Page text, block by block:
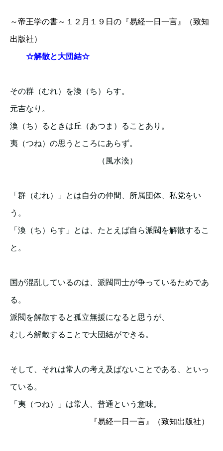
～帝王学の書～１２月１９日の『易経一日一言』（致知
出版社）
☆解散と大団結☆
その群（むれ）を渙（ち）らす。
元吉なり。
渙（ち）るときは丘（あつま）ることあり。
夷（つね）の思うところにあらず。
（風水渙）
「群（むれ）」とは自分の仲間、所属団体、私党をい
う。
「渙（ち）らす」とは、たとえば自ら派閥を解散するこ
と。
国が混乱しているのは、派閥同士が争っているためであ
る。
派閥を解散すると孤立無援になると思うが、
むしろ解散することで大団結ができる。
そして、それは常人の考え及ばないことである、といっ
ている。
「夷（つね）」は常人、普通という意味。
『易経一日一言』（致知出版社）